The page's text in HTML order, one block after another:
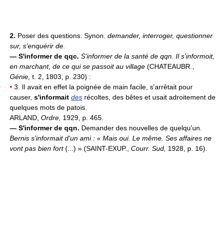
2. Poser des questions. Synon. demander, interroger, questionner
sur, s'enquérir de.
— S'informer de qqc. S'informer de la santé de qqn. Il s'informoit,
en marchant, de ce qui se passoit au village (CHATEAUBR.,
Génie, t. 2, 1803, p. 230) :
• 3. Il avait en effet la poignée de main facile, s'arrêtait pour
causer, s'informait des récoltes, des bêtes et usait adroitement de
quelques mots de patois.
ARLAND, Ordre, 1929, p. 465.
— S'informer de qqn. Demander des nouvelles de quelqu'un.
Bernis s'informait d'un ami : « Mais oui. Le même. Ses affaires ne
vont pas bien fort(...) » (SAINT-EXUP., Courr. Sud, 1928, p. 16).